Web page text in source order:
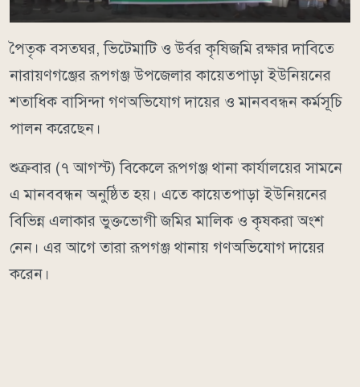
পৈতৃক বসতঘর, ভিটেমাটি ও উর্বর কৃষিজমি রক্ষার দাবিতে
নারায়ণগঞ্জের রূপগঞ্জ উপজেলার কায়েতপাড়া ইউনিয়নের
শতাধিক বাসিন্দা গণঅভিযোগ দায়ের ও মানববন্ধন কর্মসূচি
পালন করেছেন।
শুক্রবার (৭ আগস্ট) বিকেলে রূপগঞ্জ থানা কার্যালয়ের সামনে
এ মানববন্ধন অনুষ্ঠিত হয়। এতে কায়েতপাড়া ইউনিয়নের
বিভিন্ন এলাকার ভুক্তভোগী জমির মালিক ও কৃষকরা অংশ
নেন। এর আগে তারা রূপগঞ্জ থানায় গণঅভিযোগ দায়ের
করেন।